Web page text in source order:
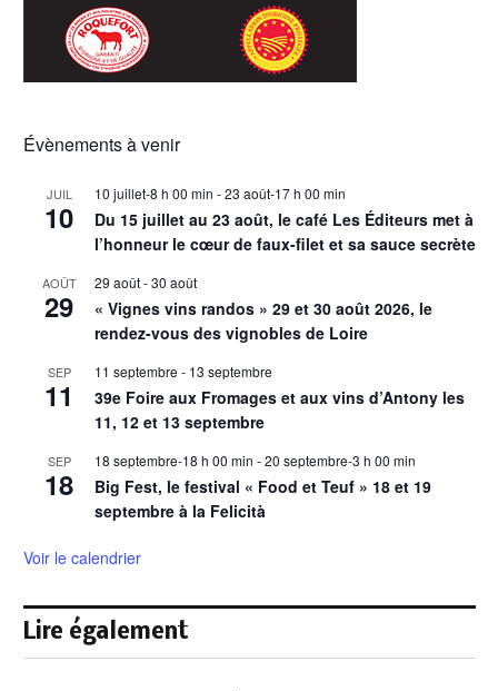
Évènements à venir
JUIL
10
10 juillet-8 h 00 min -23 août-17 h 00 min
Du 15 juillet au 23 août, le café Les Éditeurs met à
l’honneur le cœur de faux-filet et sa sauce secrète
AOÛT
29
29 août-30 août
« Vignes vins randos » 29 et 30 août 2026, le
rendez-vous des vignobles de Loire
SEP
11
11 septembre - 13 septembre
39e Foire aux Fromages et aux vins d’Antony les
11, 12 et 13 septembre
SEP
18
18 septembre-18 h 00 min -20 septembre-3 h 00 min
Big Fest, le festival « Food et Teuf » 18 et 19
septembre à la Felicità
Voir le calendrier
Lire également